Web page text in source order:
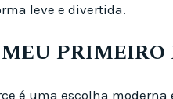
leve e divertida.
PRIMEIRO
é uma escolha